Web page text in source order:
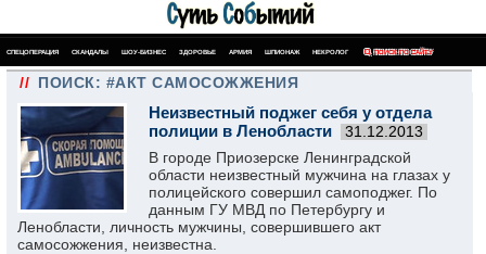
СПЕЦОПЕРАЦИЯ СКАНДАЛЫ ШОУ-БИЗНЕС ЗДОРОВЬЕ АРМИЯ ШПИОНАЖ НЕКРОЛОГ ПОИСК ПО САЙТУ
// ПОИСК: #АКТ САМОСОЖЖЕНИЯ
Неизвестный поджег себя у отдела
полиции в Ленобласти
31.12.2013
В городе Приозерске Ленинградской
области неизвестный мужчина на глазах у
полицейского совершил самоподжег. По
данным ГУ МВД по Петербургу и
Ленобласти, личность мужчины, совершившего акт
самосожжения, неизвестна.